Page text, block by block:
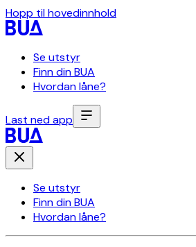
Hopp til hovedinnhold
Se utstyr
Finn din BUA
Hvordan låne?
Last ned app
Se utstyr
Finn din BUA
Hvordan låne?